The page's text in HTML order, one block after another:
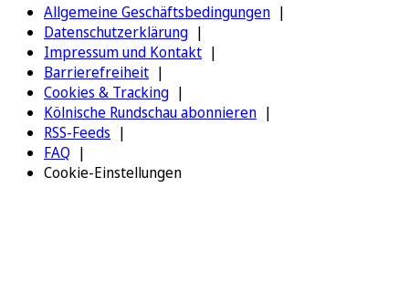
Allgemeine Geschäftsbedingungen
Datenschutzerklärung
Impressum und Kontakt
Barrierefreiheit
Cookies & Tracking
Kölnische Rundschau abonnieren
RSS-Feeds
FAQ
Cookie-Einstellungen